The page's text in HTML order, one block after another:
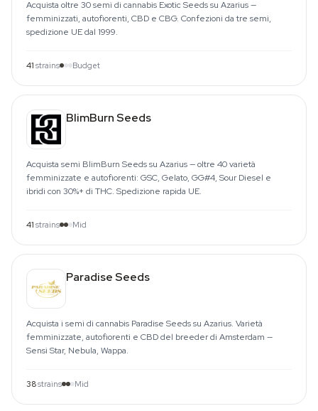
Acquista oltre 30 semi di cannabis Exotic Seeds su Azarius —
femminizzati, autofiorenti, CBD e CBG. Confezioni da tre semi,
spedizione UE dal 1999.
41 strains Budget
BlimBurn Seeds
Acquista semi BlimBurn Seeds su Azarius — oltre 40 varietà
femminizzate e autofiorenti: GSC, Gelato, GG#4, Sour Diesel e
ibridi con 30%+ di THC. Spedizione rapida UE.
41 strains Mid
Paradise Seeds
Acquista i semi di cannabis Paradise Seeds su Azarius. Varietà
femminizzate, autofiorenti e CBD del breeder di Amsterdam —
Sensi Star, Nebula, Wappa.
38strains Mid